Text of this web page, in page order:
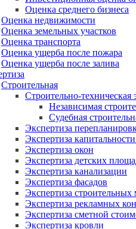
Оценка среднего бизнеса
Оценка недвижимости
Оценка земельных участков
Оценка транспорта
Оценка ущерба после пожара
Оценка ущерба после залива
Строительная
Строительно-техническая
Независимая
Судебная
Экспертиза
Экспертиза
Экспертиза окон
Экспертиза детских
Экспертиза канализации
Экспертиза фасадов
Экспертиза строительных
Экспертиза рекламных
Экспертиза сметной
Экспертиза кровли